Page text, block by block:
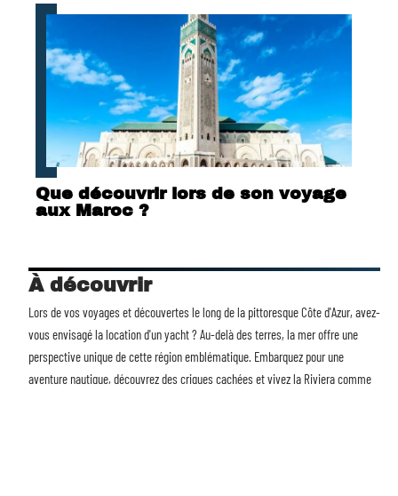
Que découvrir lors de son voyage
aux Maroc ?
À découvrir
Lors de vos voyages et découvertes le long de la pittoresque Côte d'Azur, avez-
vous envisagé lalocation d'un yacht? Au-delà des terres, la mer offre une
perspective unique de cette région emblématique. Embarquez pour une
aventure nautique, découvrez des criques cachées et vivez la Riviera comme